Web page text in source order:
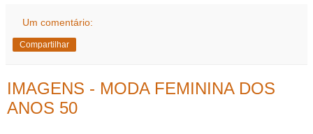
Um comentário:
Compartilhar
IMAGENS - MODA FEMININA DOS
ANOS 50